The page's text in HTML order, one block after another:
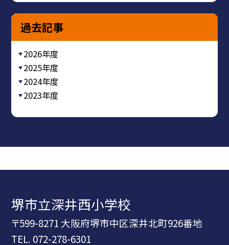
過去記事
2026年度
2025年度
2024年度
2023年度
堺市立深井西小学校
〒599-8271 大阪府堺市中区深井北町926番地
TEL. 072-278-6301